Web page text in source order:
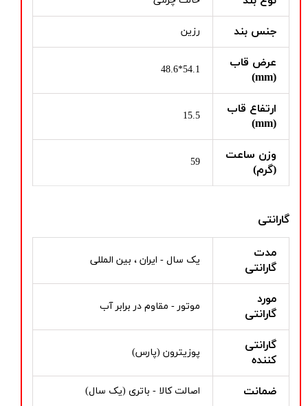
جنس بند رزین
عرض قاب
(mm)
54.1*48.6
ارتفاع قاب
(mm)
15.5
وزن ساعت
(گرم)
59
گارانتی
مدت
گارانتی
یک سال - ایران ، بین المللی
مورد
گارانتی
موتور - مقاوم در برابر آب
گارانتی
کننده
پوزیترون (پارس)
ضمانت اصالت کالا - باتری (یک سال)